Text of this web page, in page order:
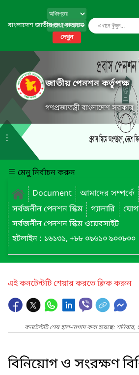
বাংলাদেশ জাতীয় তথ্য বাতায়ন
দেখুন
জাতীয় পেনশন কর্তৃপক্ষ
গণপ্রজাতন্ত্রী বাংলাদেশ সরকার
মেনু নির্বাচন করুন
Document
আমাদের সম্পর্কে
সর্বজনীন পেনশন স্কিম
গ্যালারি
সর্বজনীন পেনশন স্কিম ওয়েবসাইট
হটলাইন : ১৬১৩১, +৮৮ ০৯৬১০ ৯০০৮০০
এই কনটেন্টটি শেয়ার করতে ক্লিক করুন
কনটেন্টটি শেষ হাল-নাগাদ করা হয়েছে:
বিনিয়োগ ও সংরক্ষণ